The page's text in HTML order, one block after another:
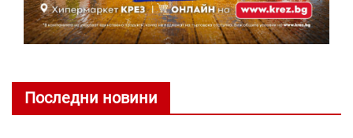
Последни новини